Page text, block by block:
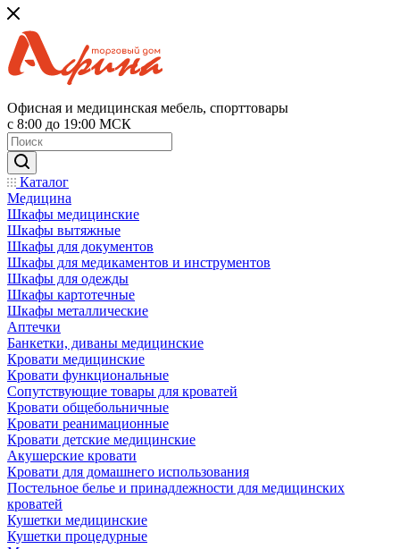
Офисная и медицинская мебель, спорттовары
с 8:00 до 19:00 МСК
Каталог
Медицина
Шкафы медицинские
Шкафы вытяжные
Шкафы для документов
Шкафы для медикаментов и инструментов
Шкафы для одежды
Шкафы картотечные
Шкафы металлические
Аптечки
Банкетки, диваны медицинские
Кровати медицинские
Кровати функциональные
Сопутствующие товары для кроватей
Кровати общебольничные
Кровати реанимационные
Кровати детские медицинские
Акушерские кровати
Кровати для домашнего использования
Постельное белье и принадлежности для медицинских
кроватей
Кушетки медицинские
Кушетки процедурные